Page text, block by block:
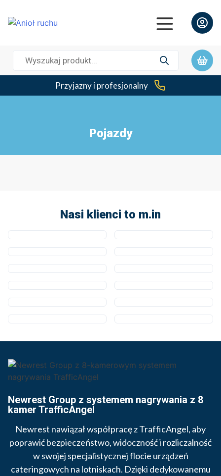
Wyszukiwarka
produktów
Przyjazny i profesjonalny
Pojazdy
Nasi klienci to m.in
Newrest Group z systemem nagrywania z 8
kamer TrafficAngel
Newrest nawiązał współpracę z TrafficAngel, aby
poprawić bezpieczeństwo, widoczność i rozliczalność
w swojej specjalistycznej flocie urządzeń
cateringowych na lotniskach. Dzięki dedykowanemu